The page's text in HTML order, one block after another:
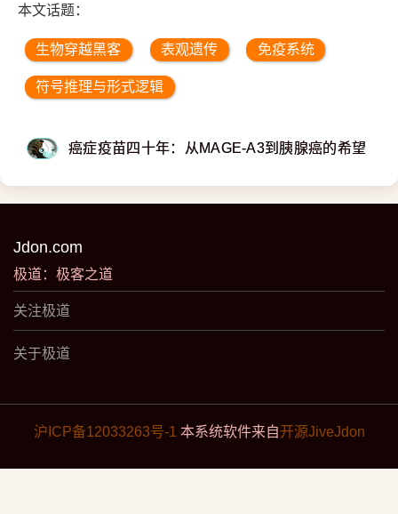
本文话题：
生物穿越黑客 表观遗传 免疫系统
符号推理与形式逻辑
癌症疫苗四十年：从MAGE-A3到胰腺癌的希望
Jdon.com
极道：极客之道
关注极道
关于极道
沪ICP备12033263号-1 本系统软件来自开源JiveJdon